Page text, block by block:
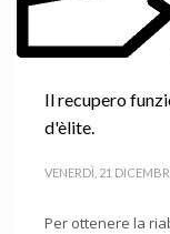
Il recupero
d'èlite.
VENERDÌ, 21
Per ottenere la